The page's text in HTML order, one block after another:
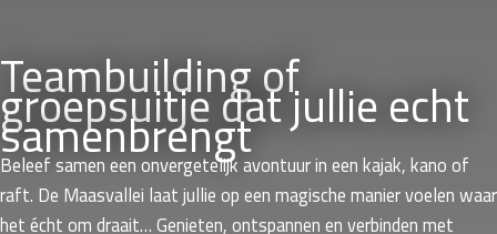
Teambuilding of
groepsuitje dat jullie echt
samenbrengt
Beleef samen een onvergetelijk avontuur in een kajak, kano of
raft. De Maasvallei laat jullie op een magische manier voelen waar
het écht om draait… Genieten, ontspannen en verbinden met